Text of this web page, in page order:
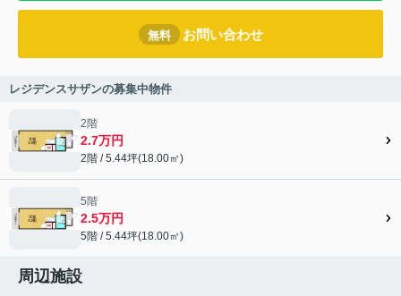
無料 お問い合わせ
レジデンスサザンの募集中物件
2階
2.7万円
2階 / 5.44坪(18.00㎡)
5階
2.5万円
5階 / 5.44坪(18.00㎡)
周辺施設